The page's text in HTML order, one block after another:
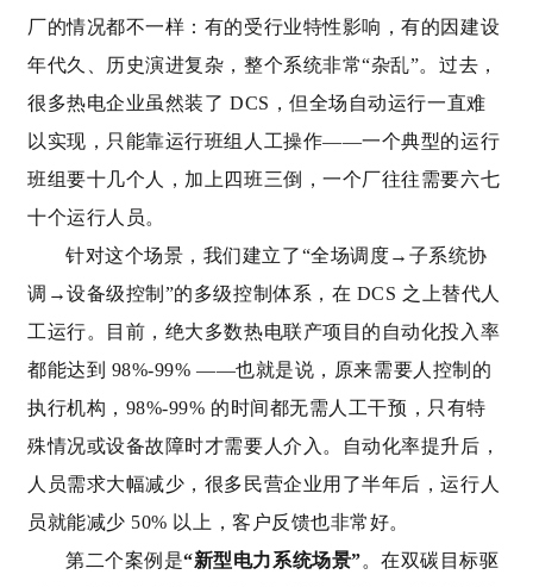
厂的情况都不一样：有的受行业特性影响，有的因建设
年代久、历史演进复杂，整个系统非常“杂乱”。过去，
很多热电企业虽然装了 DCS，但全场自动运行一直难
以实现，只能靠运行班组人工操作——一个典型的运行
班组要十几个人，加上四班三倒，一个厂往往需要六七
十个运行人员。
针对这个场景，我们建立了“全场调度→子系统协
调→设备级控制”的多级控制体系，在 DCS 之上替代人
工运行。目前，绝大多数热电联产项目的自动化投入率
都能达到 98%-99% ——也就是说，原来需要人控制的
执行机构，98%-99% 的时间都无需人工干预，只有特
殊情况或设备故障时才需要人介入。自动化率提升后，
人员需求大幅减少，很多民营企业用了半年后，运行人
员就能减少 50% 以上，客户反馈也非常好。
第二个案例是“新型电力系统场景”。在双碳目标驱